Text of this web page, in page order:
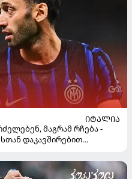
ᲘᲢᲐᲚᲘᲐ
მაგრამ რჩება -
დაკავშირებით